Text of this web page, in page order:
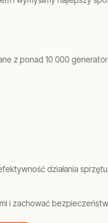
z ponad 10 000
działania
i zachować